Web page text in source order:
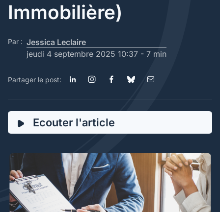
Immobilière)
Par : Jessica Leclaire
jeudi 4 septembre 2025 10:37 - 7 min
Partager le post:
Ecouter l'article